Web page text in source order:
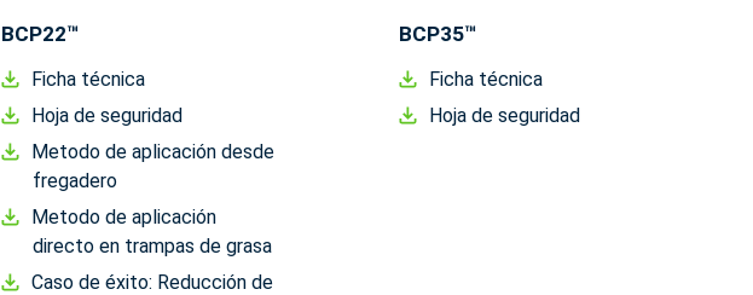
BCP22™
Ficha técnica
Hoja de seguridad
Metodo de aplicación desde
fregadero
Metodo de aplicación
directo en trampas de grasa
Caso de éxito: Reducción de
BCP35™
Ficha técnica
Hoja de seguridad